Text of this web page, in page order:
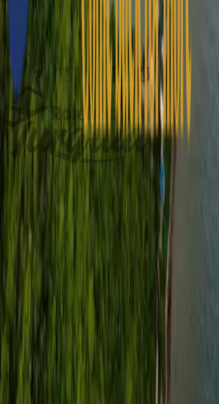
Nossos Parceiros
Nossos parceiros são os melhores do negócio.
viagens premiados.
Earn vouchers on qualifying bookings and unlock
Legal
Terms and Conditions